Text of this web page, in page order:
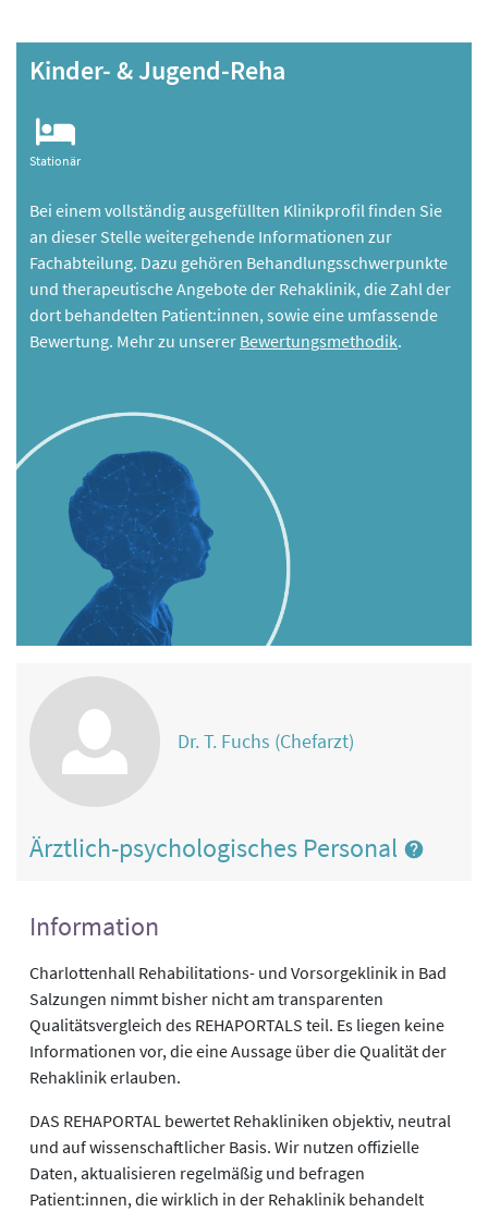
Kinder- & Jugend-Reha
Stationär
Bei einem vollständig ausgefüllten Klinikprofil finden Sie
an dieser Stelle weitergehende Informationen zur
Fachabteilung. Dazu gehören Behandlungsschwerpunkte
und therapeutische Angebote der Rehaklinik, die Zahl der
dort behandelten Patient:innen, sowie eine umfassende
Bewertung. Mehr zu unserer Bewertungsmethodik.
Dr. T. Fuchs (Chefarzt)
Ärztlich-psychologisches Personal
Information
Charlottenhall Rehabilitations- und Vorsorgeklinik in Bad
Salzungen nimmt bisher nicht am transparenten
Qualitätsvergleich des REHAPORTALS teil. Es liegen keine
Informationen vor, die eine Aussage über die Qualität der
Rehaklinik erlauben.
DAS REHAPORTAL bewertet Rehakliniken objektiv, neutral
und auf wissenschaftlicher Basis. Wir nutzen offizielle
Daten, aktualisieren regelmäßig und befragen
Patient:innen, die wirklich in der Rehaklinik behandelt